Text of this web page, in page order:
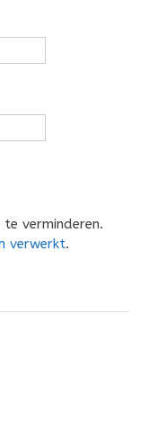
verminderen.
verwerkt.